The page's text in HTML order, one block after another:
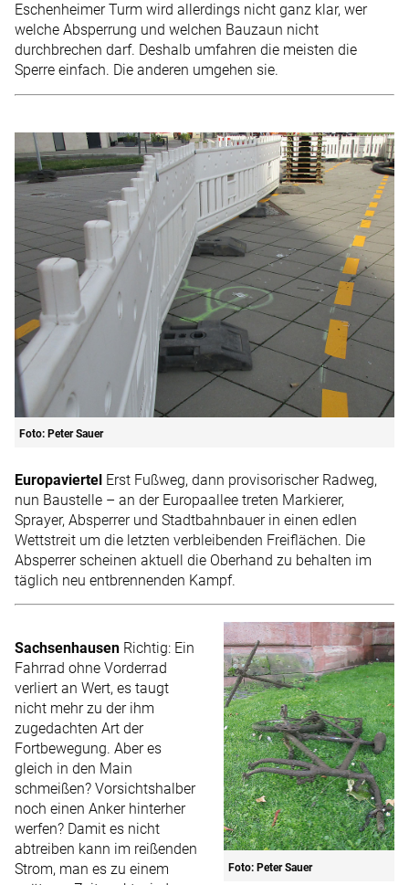
Eschenheimer Turm wird allerdings nicht ganz klar, wer
welche Absperrung und welchen Bauzaun nicht
durchbrechen darf. Deshalb umfahren die meisten die
Sperre einfach. Die anderen umgehen sie.
Foto: Peter Sauer
Europaviertel Erst Fußweg, dann provisorischer Radweg,
nun Baustelle – an der Europaallee treten Markierer,
Sprayer, Absperrer und Stadtbahnbauer in einen edlen
Wettstreit um die letzten verbleibenden Freiflächen. Die
Absperrer scheinen aktuell die Oberhand zu behalten im
täglich neu entbrennenden Kampf.
Foto: Peter Sauer
Sachsenhausen Richtig: Ein
Fahrrad ohne Vorderrad
verliert an Wert, es taugt
nicht mehr zu der ihm
zugedachten Art der
Fortbewegung. Aber es
gleich in den Main
schmeißen? Vorsichtshalber
noch einen Anker hinterher
werfen? Damit es nicht
abtreiben kann im reißenden
Strom, man es zu einem